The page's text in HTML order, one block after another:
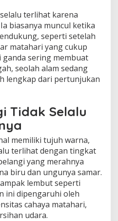
terlihat karena
biasanya muncul ketika
seperti setelah
matahari yang cukup
sering membuat
seolah alam sedang
lengkap dari pertunjukan
Tidak Selalu
memiliki tujuh warna,
terlihat dengan tingkat
yang merahnya
biru dan ungunya samar.
lembut seperti
ini dipengaruhi oleh
cahaya matahari,
udara.